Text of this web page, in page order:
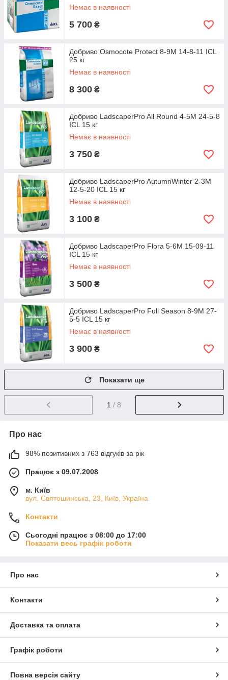
Немає в наявності
5 700 ₴
Добриво Osmocote Protect 8-9M 14-8-11 ICL
25 кг
Немає в наявності
8 300 ₴
Добриво LadscaperPro All Round 4-5M 24-5-8
ICL 15 кг
Немає в наявності
3 750 ₴
Добриво LadscaperPro AutumnWinter 2-3M
12-5-20 ICL 15 кг
Немає в наявності
3 100 ₴
Добриво LadscaperPro Flora 5-6M 15-09-11
ICL 15 кг
Немає в наявності
3 500 ₴
Добриво LadscaperPro Full Season 8-9M 27-
5-5 ICL 15 кг
Немає в наявності
3 900 ₴
Показати ще
1 / 8
Про нас
98% позитивних з 763 відгуків за рік
Працює з 09.07.2008
м. Київ
вул. Святошинська, 23, Київ, Україна
Контакти
Сьогодні працює з 08:00 до 17:00
Показати весь графік роботи
Про нас
Контакти
Доставка та оплата
Графік роботи
Повна версія сайту